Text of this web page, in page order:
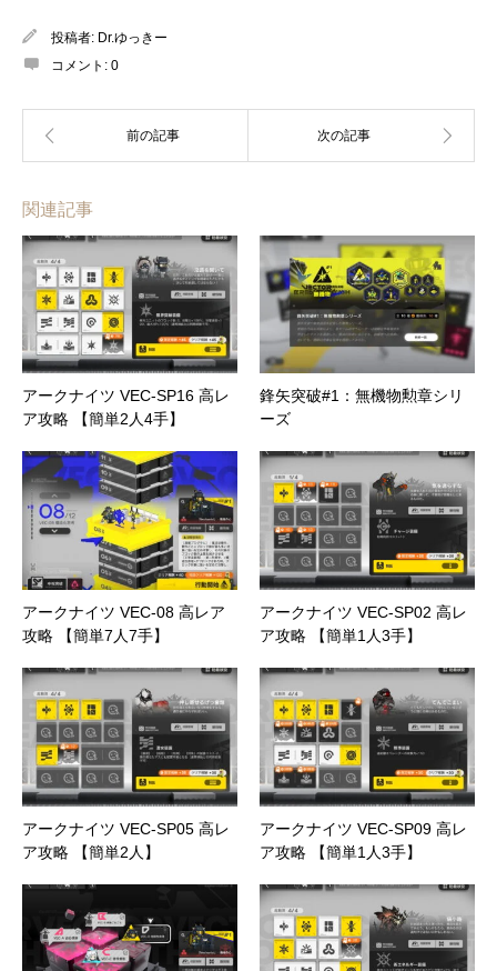
投稿者: Dr.ゆっきー
コメント: 0
関連記事
アークナイツ VEC-SP16 高レ
ア攻略 【簡単2人4手】
鋒矢突破#1：無機物勲章シリ
ーズ
アークナイツ VEC-08 高レア
攻略 【簡単7人7手】
アークナイツ VEC-SP02 高レ
ア攻略 【簡単1人3手】
アークナイツ VEC-SP05 高レ
ア攻略 【簡単2人】
アークナイツ VEC-SP09 高レ
ア攻略 【簡単1人3手】